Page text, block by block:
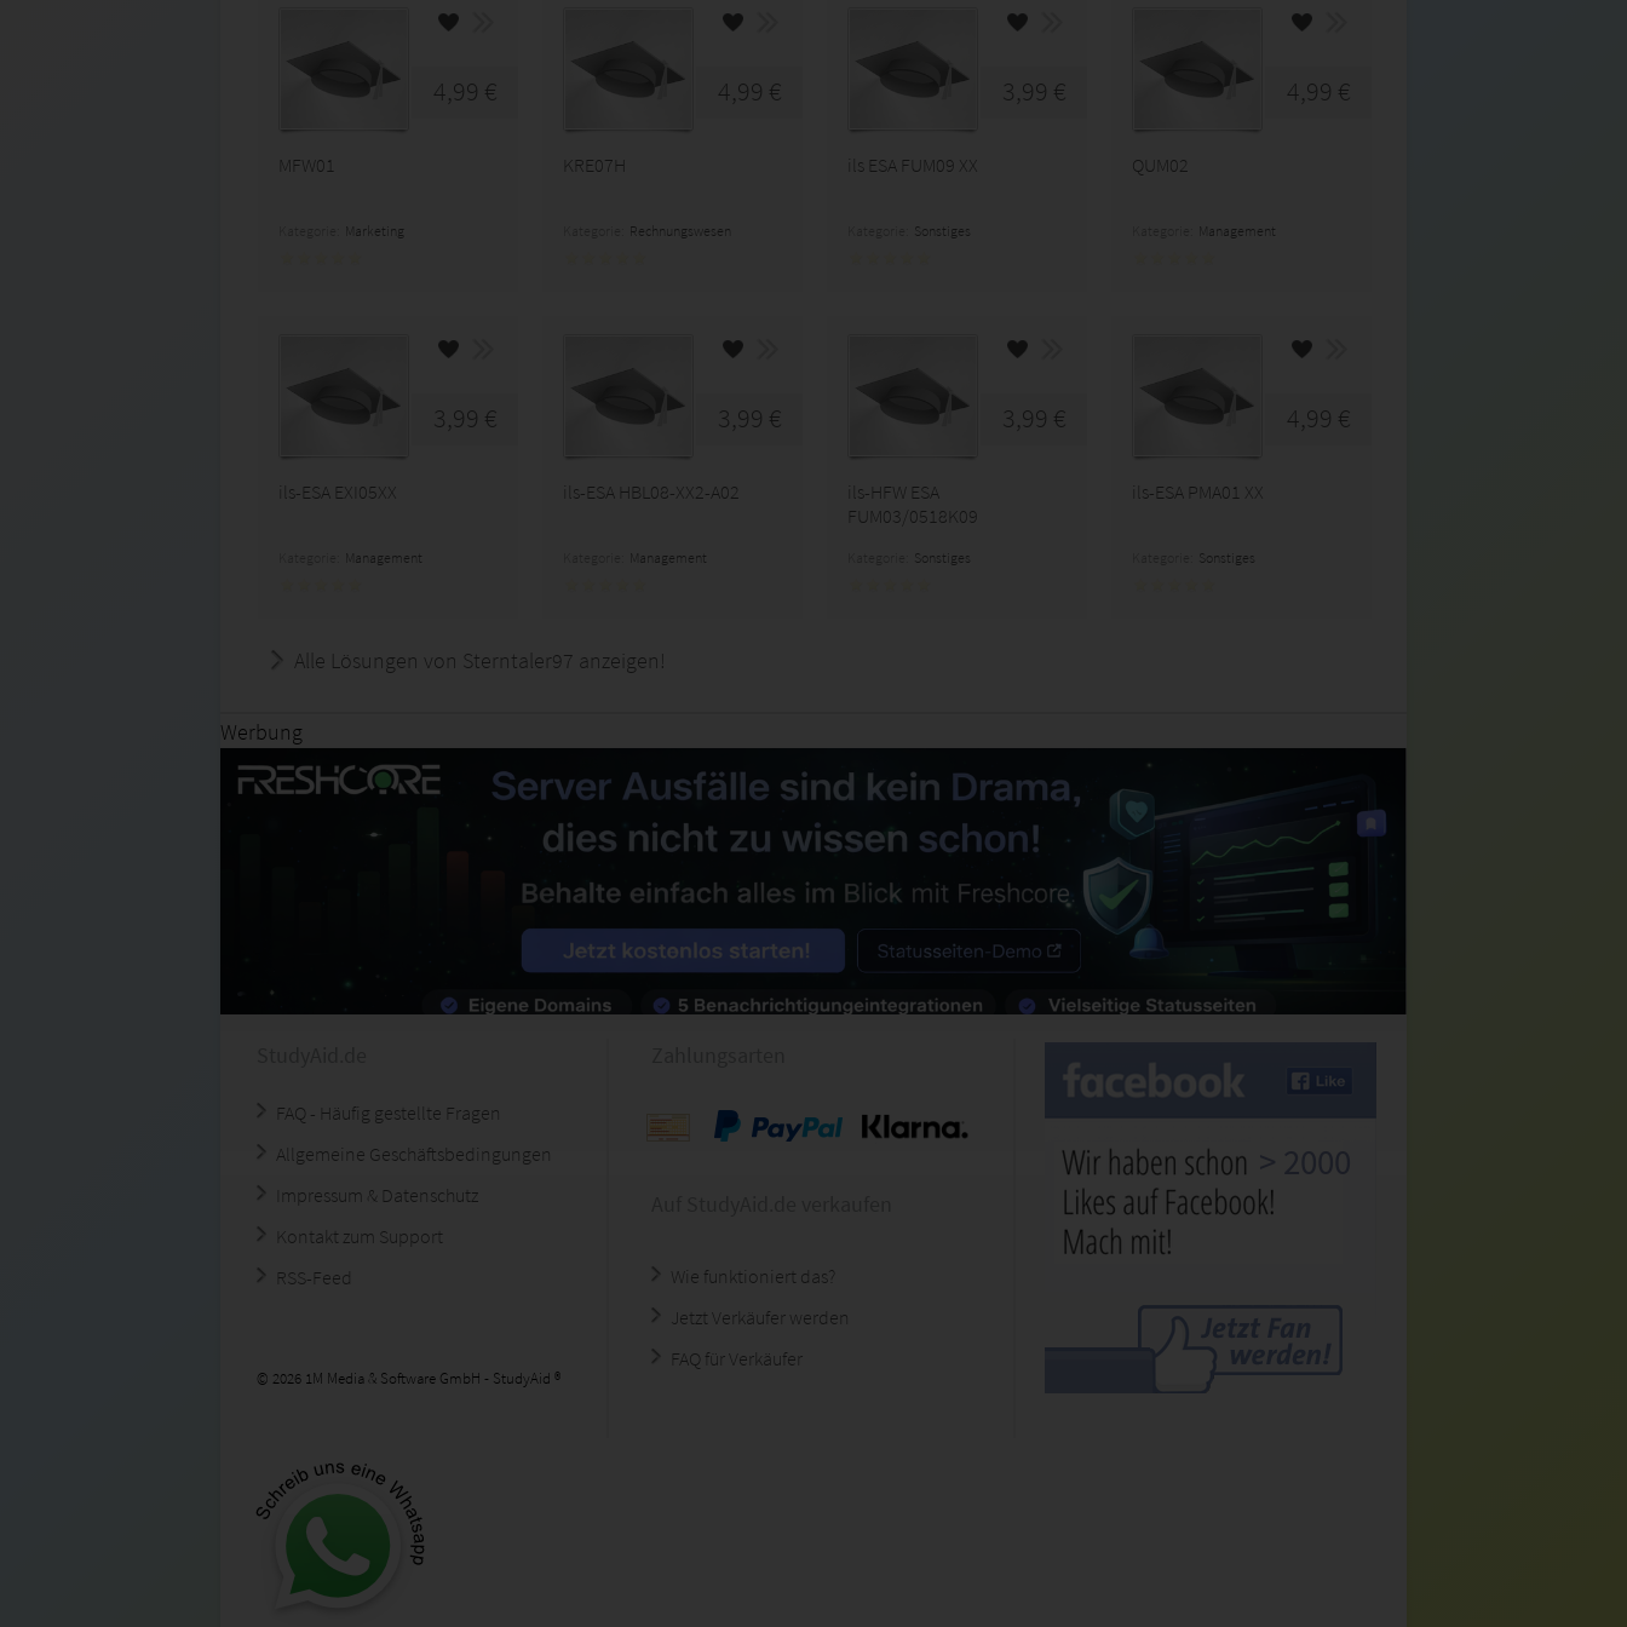
4,99 €
MFW01
Marketing
4,99 €
KRE07H
Rechnungswesen
3,99 €
ils ESA FUM09 XX
Sonstiges
4,99 €
QUM02
Management
3,99 €
ils-ESA EXI05XX
Management
3,99 €
ils-ESA HBL08-XX2-A02
Management
3,99 €
ils-HFW ESA
FUM03/0518K09
Sonstiges
4,99 €
ils-ESA PMA01 XX
Sonstiges
Alle Lösungen von Sterntaler97 anzeigen!
Werbung
FAQ - Häufig gestellte Fragen
Allgemeine Geschäftsbedingungen
Impressum & Datenschutz
Kontakt zum Support
RSS-Feed
© 2026 1M Media & Software GmbH - StudyAid ®
Wie funktioniert das?
Jetzt Verkäufer werden
FAQ für Verkäufer
> 2000